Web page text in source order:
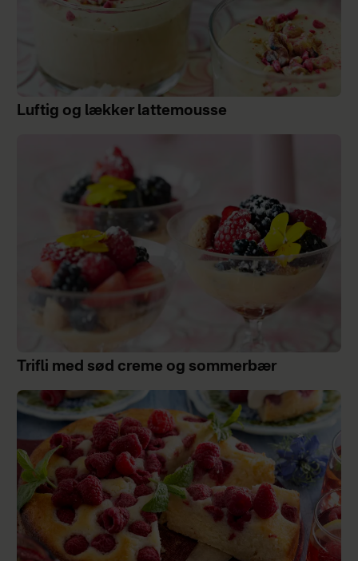
Luftig og lækker lattemousse
Trifli med sød creme og sommerbær